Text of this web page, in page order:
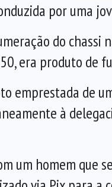
por uma
do
era produto
emprestada de
à
um homem que